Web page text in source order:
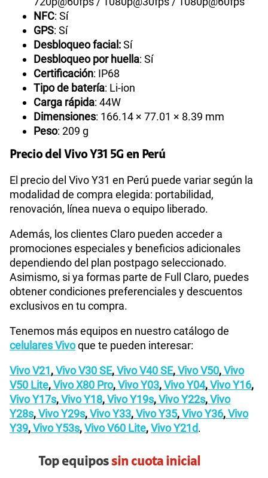
NFC: Sí
GPS: Sí
Desbloqueo facial:Sí
Desbloqueo por huella: Sí
Certificación: IP68
Tipo de batería: Li-ion
Carga rápida: 44W
Dimensiones: 166.14 × 77.01 × 8.39 mm
Peso: 209 g
Precio del Vivo Y31 5G en Perú
El precio del Vivo Y31 en Perú puede variar según la
modalidad de compra elegida: portabilidad,
renovación, línea nueva o equipo liberado.
Además, los clientes Claro pueden acceder a
promociones especiales y beneficios adicionales
dependiendo del plan postpago seleccionado.
Asimismo, si ya formas parte de Full Claro, puedes
obtener condiciones preferenciales y descuentos
exclusivos en tu compra.
Tenemos más equipos en nuestro catálogo de
celulares Vivoque te pueden interesar:
Vivo V21,Vivo V30 SE,Vivo V40 SE,Vivo V50,Vivo
V50 Lite,Vivo X80 Pro,Vivo Y03,Vivo Y04,Vivo Y16,
Vivo Y17s,Vivo Y18,Vivo Y19s,Vivo Y22s,Vivo
Y28s,Vivo Y29s,Vivo Y33,Vivo Y35,Vivo Y36,Vivo
Y39,Vivo Y53s,Vivo V60 Lite,Vivo Y21d.
Top equipossin cuota inicial